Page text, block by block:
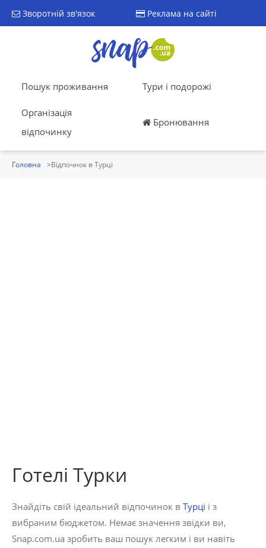
Зворотній зв'язок Реклама на сайті
Пошук проживання Тури і подорожі
Організація
відпочинку
Бронювання
Головна Відпочнок в Турці
Готелі Турки
Знайдіть свій ідеальний відпочинок в Турці і з
вибраним бюджетом. Немає значення звідки ви,
Snap.com.ua зробить ваш пошук легким і ви навіть